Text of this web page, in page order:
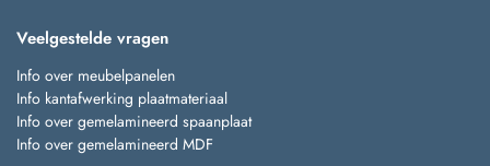
Veelgestelde vragen
Info over meubelpanelen
Info kantafwerking plaatmateriaal
Info over gemelamineerd spaanplaat
Info over gemelamineerd MDF